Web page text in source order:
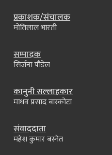
प्रकाशक/संचालक
मोतिलाल भारती
सम्पादक
सिर्जना पौडेल
कानुनी सल्लाहकार
माधव प्रसाद बास्कोटा
संवाददाता
महेश कुमार बस्नेत